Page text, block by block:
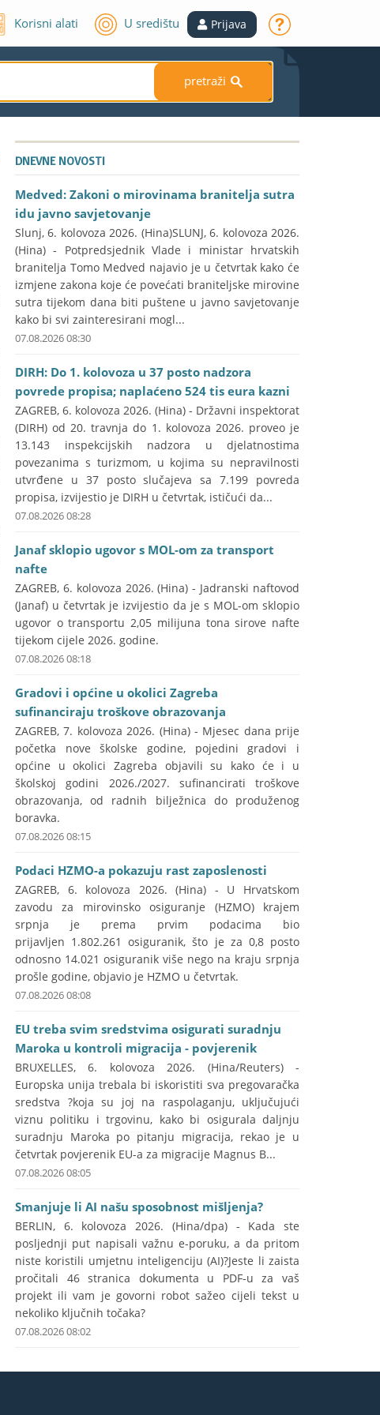
Korisni alati U središtu Prijava
pretraži S
DNEVNE NOVOSTI
Medved: Zakoni o mirovinama branitelja sutra
idu javno savjetovanje
Slunj, 6. kolovoza 2026. (Hina)SLUNJ, 6. kolovoza 2026.
(Hina) - Potpredsjednik Vlade i ministar hrvatskih
branitelja Tomo Medved najavio je u četvrtak kako će
izmjene zakona koje će povećati braniteljske mirovine
sutra tijekom dana biti puštene u javno savjetovanje
kako bi svi zainteresirani mogl...
07.08.2026 08:30
DIRH: Do 1. kolovoza u 37 posto nadzora
povrede propisa; naplaćeno 524 tis eura kazni
ZAGREB, 6. kolovoza 2026. (Hina) - Državni inspektorat
(DIRH) od 20. travnja do 1. kolovoza 2026. proveo je
13.143 inspekcijskih nadzora u djelatnostima
povezanima s turizmom, u kojima su nepravilnosti
utvrđene u 37 posto slučajeva sa 7.199 povreda
propisa, izvijestio je DIRH u četvrtak, ističući da...
07.08.2026 08:28
Janaf sklopio ugovor s MOL-om za transport
nafte
ZAGREB, 6. kolovoza 2026. (Hina) - Jadranski naftovod
(Janaf) u četvrtak je izvijestio da je s MOL-om sklopio
ugovor o transportu 2,05 milijuna tona sirove nafte
tijekom cijele 2026. godine.
07.08.2026 08:18
Gradovi i općine u okolici Zagreba
sufinanciraju troškove obrazovanja
ZAGREB, 7. kolovoza 2026. (Hina) - Mjesec dana prije
početka nove školske godine, pojedini gradovi i
općine u okolici Zagreba objavili su kako će i u
školskoj godini 2026./2027. sufinancirati troškove
obrazovanja, od radnih bilježnica do produženog
boravka.
07.08.2026 08:15
Podaci HZMO-a pokazuju rast zaposlenosti
ZAGREB, 6. kolovoza 2026. (Hina) - U Hrvatskom
zavodu za mirovinsko osiguranje (HZMO) krajem
srpnja je prema prvim podacima bio
prijavljen 1.802.261 osiguranik, što je za 0,8 posto
odnosno 14.021 osiguranik više nego na kraju srpnja
prošle godine, objavio je HZMO u četvrtak.
07.08.2026 08:08
EU treba svim sredstvima osigurati suradnju
Maroka u kontroli migracija - povjerenik
BRUXELLES, 6. kolovoza 2026. (Hina/Reuters) -
Europska unija trebala bi iskoristiti sva pregovaračka
sredstva ?koja su joj na raspolaganju, uključujući
viznu politiku i trgovinu, kako bi osigurala daljnju
suradnju Maroka po pitanju migracija, rekao je u
četvrtak povjerenik EU-a za migracije Magnus B...
07.08.2026 08:05
Smanjuje li AI našu sposobnost mišljenja?
BERLIN, 6. kolovoza 2026. (Hina/dpa) - Kada ste
posljednji put napisali važnu e-poruku, a da pritom
niste koristili umjetnu inteligenciju (AI)?Jeste li zaista
pročitali 46 stranica dokumenta u PDF-u za vaš
projekt ili vam je govorni robot sažeo cijeli tekst u
nekoliko ključnih točaka?
07.08.2026 08:02